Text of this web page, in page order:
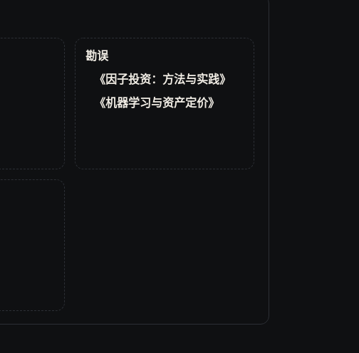
勘误
《因子投资：方法与实践》
《机器学习与资产定价》